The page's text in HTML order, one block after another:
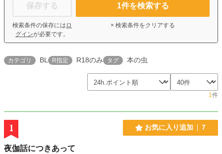
保存する
検索条件の保存には ロ
グインが必要です。
1件を検索する
× 検索条件をクリアする
カテゴリ BL R指定 R18のみ タグ 本の虫
1件
1 お気に入り追加 7
夜伽話につきあって